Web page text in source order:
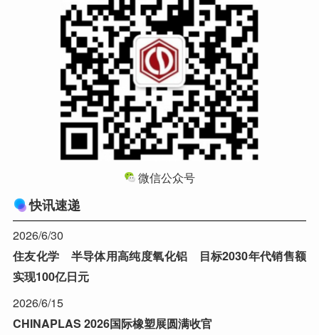
微信公众号
快讯速递
2026/6/30
住友化学 半导体用高纯度氧化铝 目标2030年代销售额
实现100亿日元
2026/6/15
CHINAPLAS 2026国际橡塑展圆满收官